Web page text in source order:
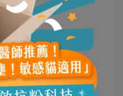
慣///